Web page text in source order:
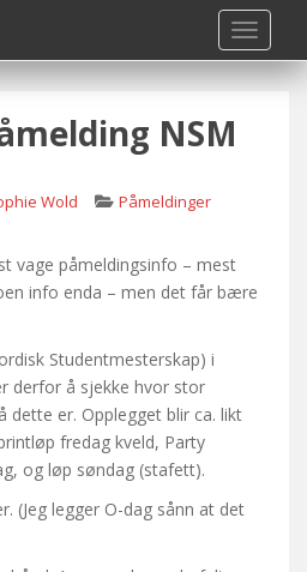
NSM
Wold Påmeldinger
vage påmeldingsinfo – mest
info enda – men det får bære
Studentmesterskap) i
derfor å sjekke hvor stor
dette er. Opplegget blir ca. likt
fredag kveld, Party
og løp søndag (stafett).
(Jeg legger O-dag sånn at det